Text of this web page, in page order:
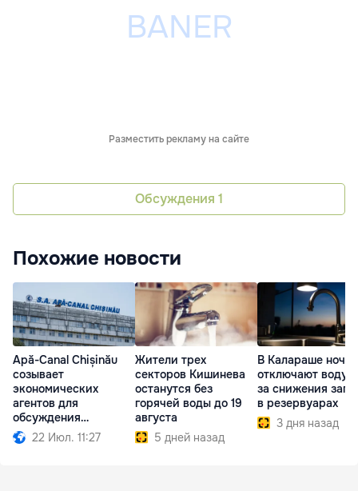
Разместить рекламу на сайте
Обсуждения 1
Похожие новости
Apă-Canal Chișinău
созывает
экономических
агентов для
обсуждения
необходимых мер
22 Июл. 11:27
Жители трех
секторов Кишинева
останутся без
горячей воды до 19
августа
5 дней назад
В Калараше
отключают воду
за снижения
в резервуарах
3 дня назад